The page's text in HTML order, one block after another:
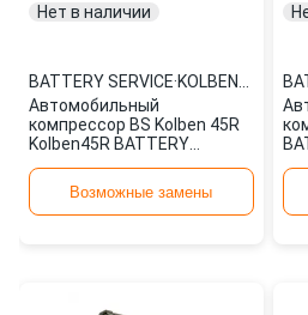
Нет в наличии
BATTERY SERVICE·
Автомобильный
компрессор BS Kolben 45R
Kolben45R BATTERY
Возможные замены